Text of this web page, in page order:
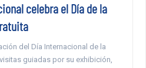
celebra el Día de la
del Día Internacional de la
guiadas por su exhibición,